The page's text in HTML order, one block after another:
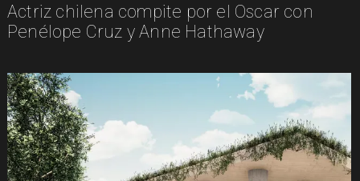
Actriz chilena compite por el Oscar con
Penélope Cruz y Anne Hathaway